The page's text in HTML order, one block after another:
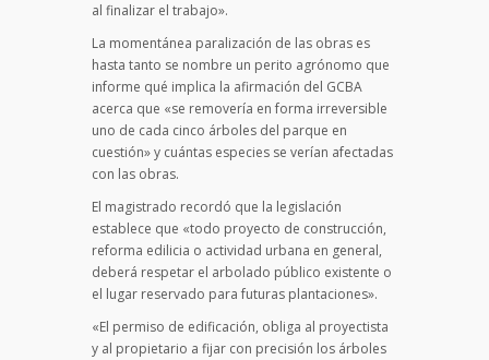
al finalizar el trabajo».
La momentánea paralización de las obras es
hasta tanto se nombre un perito agrónomo que
informe qué implica la afirmación del GCBA
acerca que «se removería en forma irreversible
uno de cada cinco árboles del parque en
cuestión» y cuántas especies se verían afectadas
con las obras.
El magistrado recordó que la legislación
establece que «todo proyecto de construcción,
reforma edilicia o actividad urbana en general,
deberá respetar el arbolado público existente o
el lugar reservado para futuras plantaciones».
«El permiso de edificación, obliga al proyectista
y al propietario a fijar con precisión los árboles